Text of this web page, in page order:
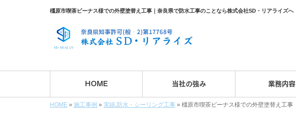
橿原市喫茶ビーナス様での外壁塗替え工事｜奈良県で防水工事のことなら株式会社SD・リアライズへ
HOME 当社の強み 業務内容
HOME » 施工事例 » 実績,防水・シーリング工事 » 橿原市喫茶ビーナス様での外壁塗替え工事